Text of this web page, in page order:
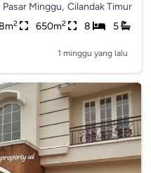
Pasar Minggu, Cilandak Timur
2 650m2 8 5
1 minggu yang lalu